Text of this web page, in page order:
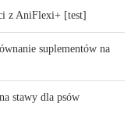
z AniFlexi+ [test]
suplementów na
stawy dla psów